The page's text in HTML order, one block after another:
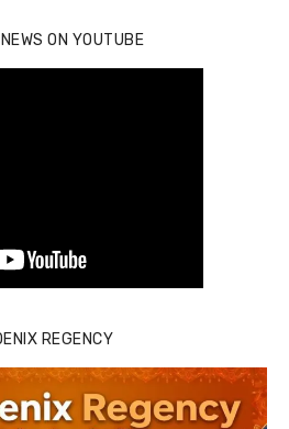
ON YOUTUBE
REGENCY